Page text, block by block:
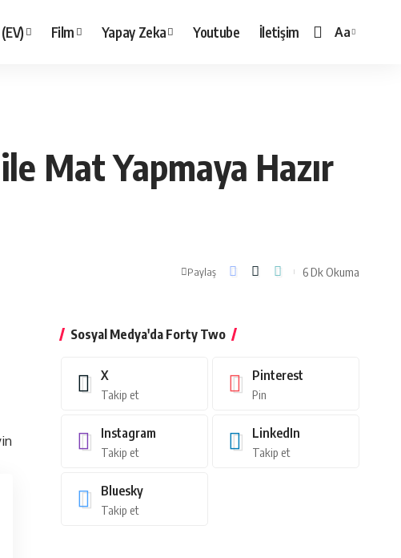
Film Yapay Zeka Youtube İletişim
Yazı
Aa
Mat Yapmaya Hazır
Paylaş 6 Dk Okuma
Sosyal Medya'da Forty Two
X
Takip et
Pinterest
Pin
Instagram
Takip et
LinkedIn
Takip et
Bluesky
Takip et